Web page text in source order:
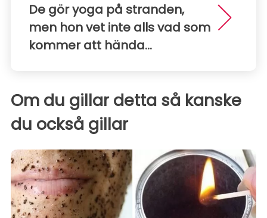
De gör yoga på stranden,
men hon vet inte alls vad som
kommer att hända...
Om du gillar detta så kanske
du också gillar